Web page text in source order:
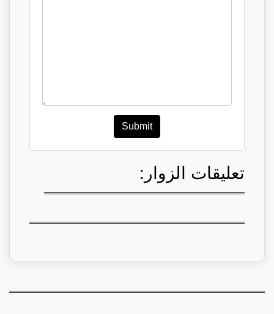
Submit
تعليقات الزوار: